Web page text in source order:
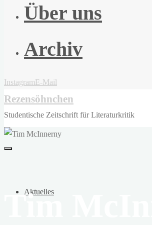
Über uns
Archiv
InstagramE-Mail
Rezensöhnchen
Studentische Zeitschrift für Literaturkritik
Aktuelles
Tim